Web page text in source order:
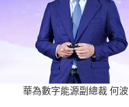
華為數字能源副總裁 何波